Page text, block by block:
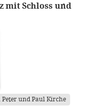
mit Schloss und
Peter und Paul Kirche